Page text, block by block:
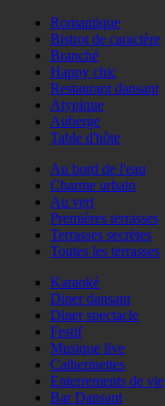
Romantique
Bistrot de caractère
Branché
Happy chic
Restaurant dansant
Atypique
Auberge
Table d'hôte
Au bord de l'eau
Charme urbain
Au vert
Premières terrasses
Terrasses secrètes
Toutes les terrasses
Karaoké
Diner dansant
Diner spectacle
Festif
Musique live
Catherinettes
Enterrements de vie
Bar Dansant